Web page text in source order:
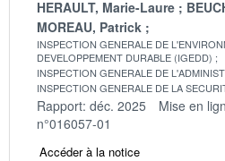
HERAULT, Marie-Laure
MOREAU, Patrick
INSPECTION GENERALE DE
DEVELOPPEMENT DURABLE (IGEDD)
INSPECTION GENERALE DE
INSPECTION GENERALE DE LA
Rapport: déc. 2025 Mise en
n°016057-01
Accéder à la notice